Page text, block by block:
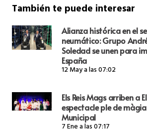
También te puede interesar
Alianza histórica en el
neumático: Grupo
Soledad se unen para
España
12 May a las 07:02
Els Reis Mags arriben a
espectacle ple de
Municipal